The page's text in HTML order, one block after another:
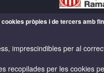
pròpies i de tercers amb
imprescindibles per al
recopilades per les cookies